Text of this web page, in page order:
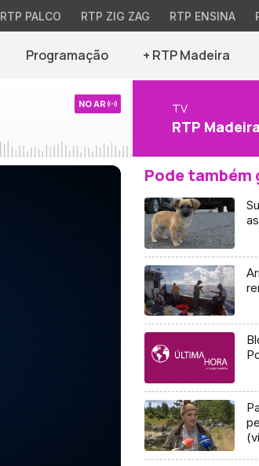
RTP PALCO RTP ZIG ZAG RTP ENSINA
Programação + RTP Madeira
NO AR TV
RTP Madeira
Pode também